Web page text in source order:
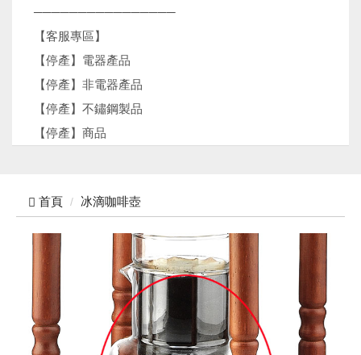
────────────────
【客服專區】
【停產】電器產品
【停產】非電器產品
【停產】不鏽鋼製品
【停產】商品
首頁 冰滴咖啡壺